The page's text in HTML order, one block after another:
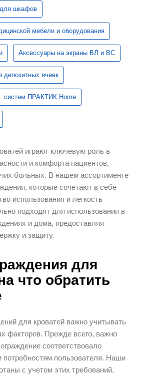
шкафов
мебели и оборудования
Аксессуары на экраны ВЛ и ВС
ячеек
систем ПРАКТИК Home
играют ключевую роль в
и комфорта пациентов,
больных. В нашем ассортименте
которые сочетают в себе
использования и легкость
подходят для использования в
и дома, предоставляя
и защиту.
для
что обратить
для кроватей важно учитывать
факторов. Прежде всего, важно
соответствовало
потребностям пользователя. Наши
с учетом этих требований,